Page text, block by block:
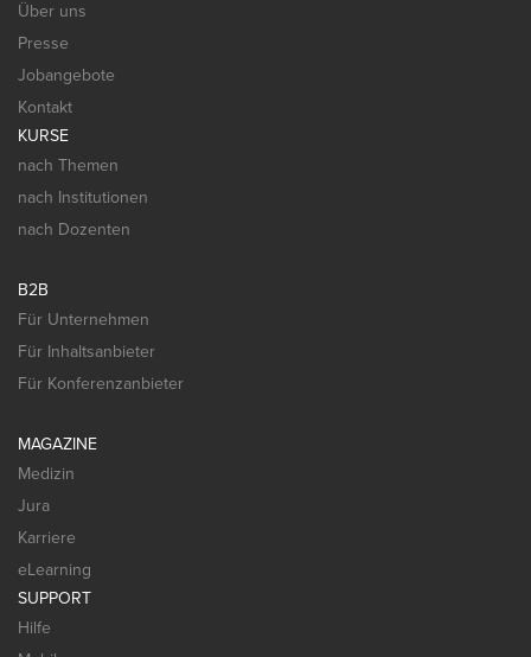
Über uns
Presse
Jobangebote
Kontakt
KURSE
nach Themen
nach Institutionen
nach Dozenten
B2B
Für Unternehmen
Für Inhaltsanbieter
Für Konferenzanbieter
MAGAZINE
Medizin
Jura
Karriere
eLearning
SUPPORT
Hilfe